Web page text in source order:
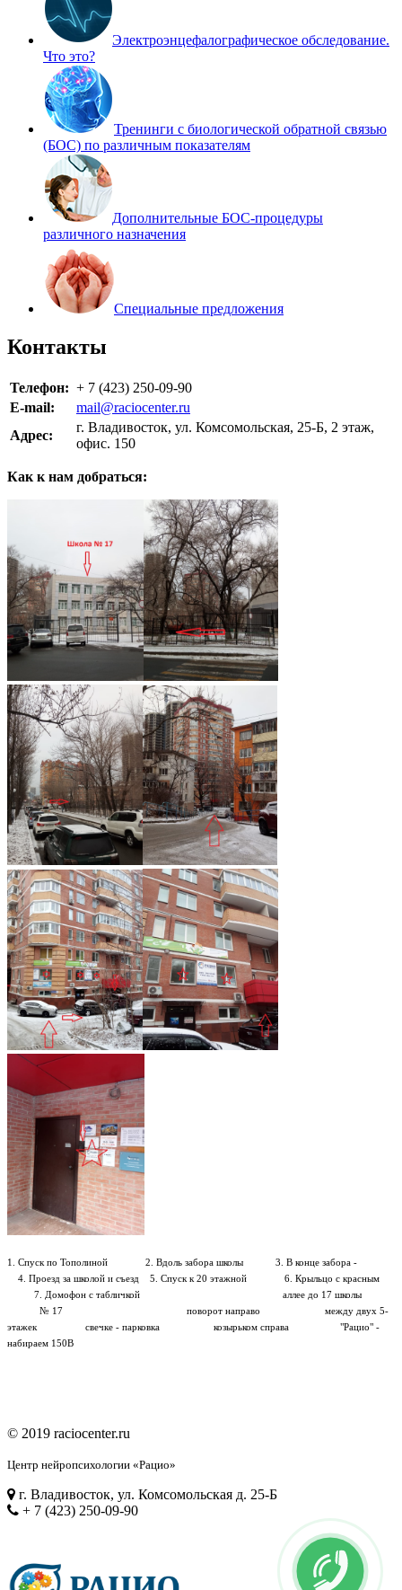
Электроэнцефалографическое обследование.
Что это?
Тренинги с биологической обратной связью
(БОС) по различным показателям
Дополнительные БОС-процедуры
различного назначения
Специальные предложения
Контакты
Телефон: + 7 (423) 250-09-90
E-mail:
mail@raciocenter.ru
Адрес:
г. Владивосток, ул. Комсомольская, 25-Б, 2 этаж,
офис. 150
Как к нам добраться:
1. Спуск по Тополиной 2. Вдоль забора школы 3. В конце забора -
4. Проезд за школой и съезд 5. Спуск к 20 этажной 6. Крыльцо с красным
7. Домофон с табличкой аллее до 17 школы
№ 17 поворот направо между двух 5-
этажек свечке - парковка козырьком справа "Рацио" -
набираем 150В
© 2019 raciocenter.ru
Центр нейропсихологии «Рацио»
г. Владивосток, ул. Комсомольская д. 25-Б
+ 7 (423) 250-09-90